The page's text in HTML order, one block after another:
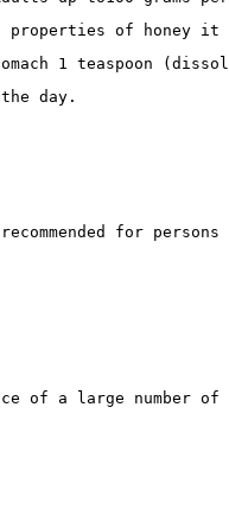
of honey it
1 teaspoon
day.
for
of a large